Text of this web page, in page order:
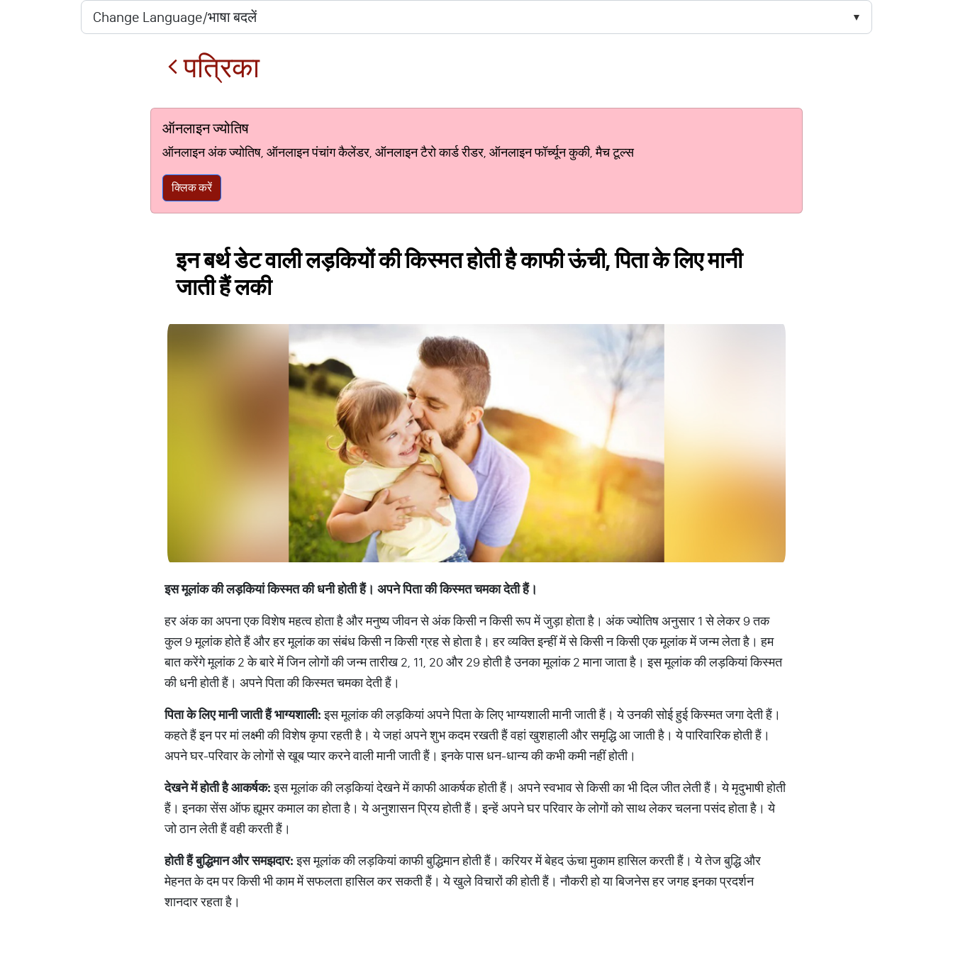
पत्रिका
ऑनलाइन ज्योतिष
ऑनलाइन अंक ज्योतिष, ऑनलाइन पंचांग कैलेंडर, ऑनलाइन टैरो कार्ड रीडर, ऑनलाइन फॉर्च्यून कुकी, मैच टूल्स
क्लिक करें
इन बर्थ डेट वाली लड़कियों की किस्मत होती है काफी ऊंची, पिता के लिए मानी
जाती हैं लकी
इसमूलांककीलड़कियांकिस्मतकीधनीहोतीहैं। अपनेपिताकीकिस्मतचमकादेतीहैं।
हर अंक का अपना एक विशेष महत्व होता है और मनुष्य जीवन से अंक किसी न किसी रूप में जुड़ा होता है। अंक ज्योतिष अनुसार 1 से लेकर 9 तक
कुल 9 मूलांक होते हैं और हर मूलांक का संबंध किसी न किसी ग्रह से होता है। हर व्यक्ति इन्हीं में से किसी न किसी एक मूलांक में जन्म लेता है। हम
बात करेंगे मूलांक 2 के बारे में जिन लोगों की जन्म तारीख 2, 11, 20 और 29 होती है उनका मूलांक 2 माना जाता है। इस मूलांक की लड़कियां किस्मत
की धनी होती हैं। अपने पिता की किस्मत चमका देती हैं।
पिताकेलिएमानीजातीहैंभाग्यशाली:इस मूलांक की लड़कियां अपने पिता के लिए भाग्यशाली मानी जाती हैं। ये उनकी सोई हुई किस्मत जगा देती हैं।
कहते हैं इन पर मां लक्ष्मी की विशेष कृपा रहती है। ये जहां अपने शुभ कदम रखती हैं वहां खुशहाली और समृद्धि आ जाती है। ये पारिवारिक होती हैं।
अपने घर-परिवार के लोगों से खूब प्यार करने वाली मानी जाती हैं। इनके पास धन-धान्य की कभी कमी नहीं होती।
देखनेमेंहोतीहैआकर्षक:इस मूलांक की लड़कियां देखने में काफी आकर्षक होती हैं। अपने स्वभाव से किसी का भी दिल जीत लेती हैं। ये मृदुभाषी होती
हैं। इनका सेंस ऑफ ह्यूमर कमाल का होता है। ये अनुशासन प्रिय होती हैं। इन्हें अपने घर परिवार के लोगों को साथ लेकर चलना पसंद होता है। ये
जो ठान लेती हैं वही करती हैं।
होतीहैंबुद्धिमानऔरसमझदार:इस मूलांक की लड़कियां काफी बुद्धिमान होती हैं। करियर में बेहद ऊंचा मुकाम हासिल करती हैं। ये तेज बुद्धि और
मेहनत के दम पर किसी भी काम में सफलता हासिल कर सकती हैं। ये खुले विचारों की होती हैं। नौकरी हो या बिजनेस हर जगह इनका प्रदर्शन
शानदार रहता है।